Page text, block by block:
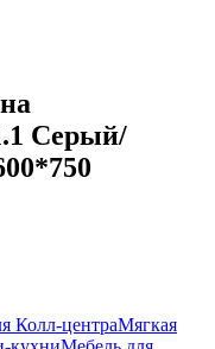
Серый/
Колл-центраМягкая